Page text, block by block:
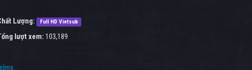
Lượng: Full HD Vietsub
lượt xem: 103,189